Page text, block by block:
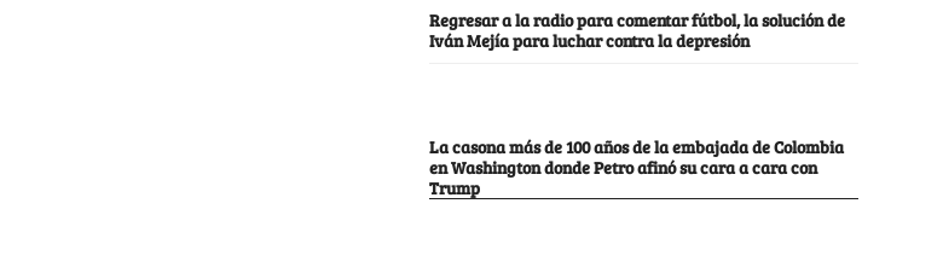
Regresar a la radio para comentar fútbol, la solución de
Iván Mejía para luchar contra la depresión
La casona más de 100 años de la embajada de Colombia
en Washington donde Petro afinó su cara a cara con
Trump